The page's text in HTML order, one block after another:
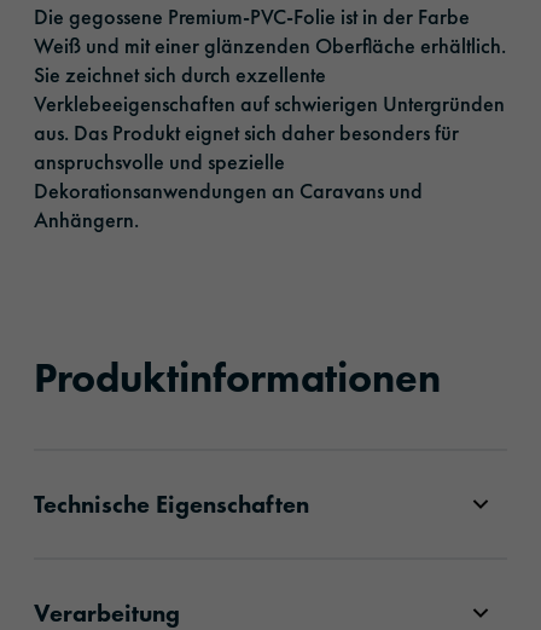
Die gegossene Premium-PVC-Folie ist in der Farbe
Weiß und mit einer glänzenden Oberfläche erhältlich.
Sie zeichnet sich durch exzellente
Verklebeeigenschaften auf schwierigen Untergründen
aus. Das Produkt eignet sich daher besonders für
anspruchsvolle und spezielle
Dekorationsanwendungen an Caravans und
Anhängern.
Produktinformationen
Technische Eigenschaften
Verarbeitung